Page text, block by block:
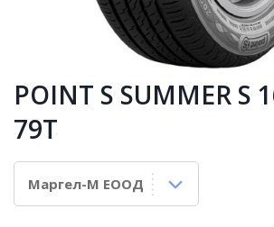
POINT S SUMMER S
79T